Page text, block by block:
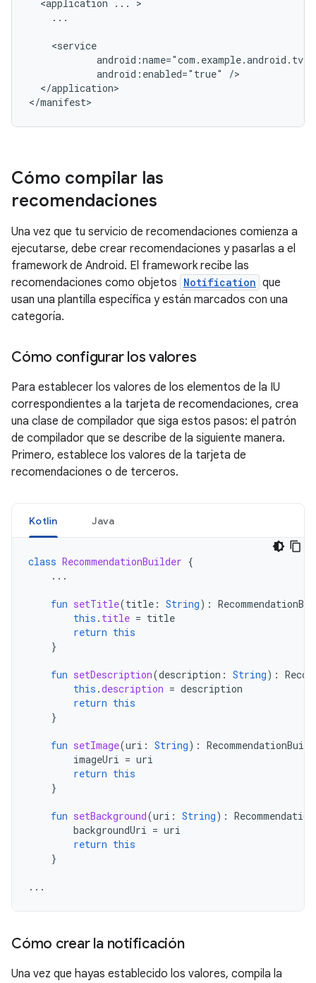
<application ...
...
android:enabled="true"
</application>
</manifest>
Cómo compilar las
recomendaciones
Una vez que tu servicio de recomendaciones comienza a
ejecutarse, debe crear recomendaciones y pasarlas a el
framework de Android. El framework recibe las
recomendaciones como objetos Notification que
usan una plantilla específica y están marcados con una
categoría.
Cómo configurar los valores
Para establecer los valores de los elementos de la IU
correspondientes a la tarjeta de recomendaciones, crea
una clase de compilador que siga estos pasos: el patrón
de compilador que se describe de la siguiente manera.
Primero, establece los valores de la tarjeta de
recomendaciones o de terceros.
Kotlin Java
class RecommendationBuilder {
...
fun setTitle(title : String):
this . title = title
return this
}
fun setDescription(description : String):
this .description = description
return this
}
fun setImage(uri : String):
imageUri = uri
return this
}
fun setBackground(uri : String):
backgroundUri = uri
return this
}
...
Cómo crear la notificación
Una vez que hayas establecido los valores, compila la